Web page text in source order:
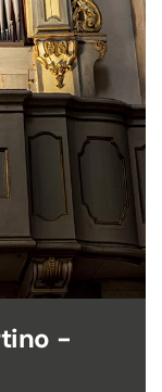
-